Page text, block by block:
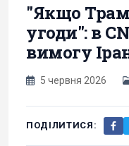
"Якщо
угоди": в
вимогу
5 червня 2026
ПОДІЛИТИСЯ: